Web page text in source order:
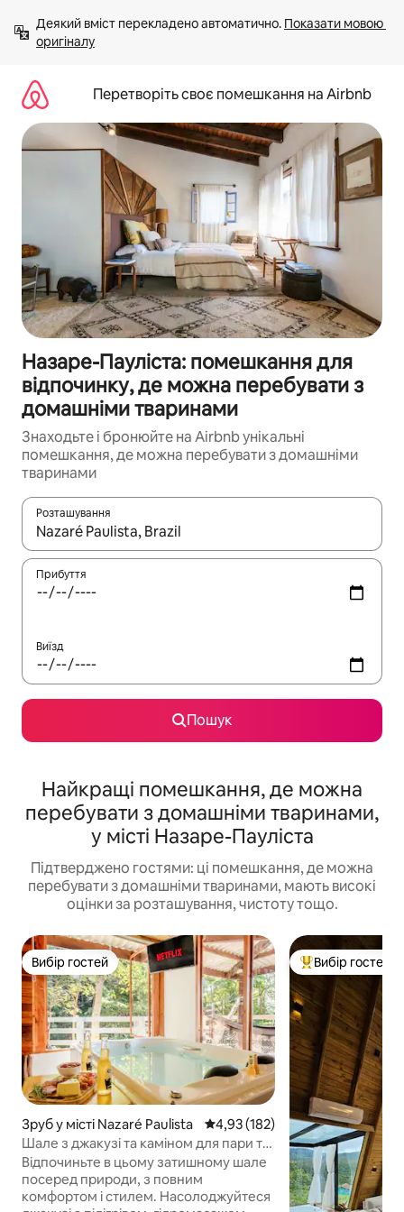
вмісту
Деякий вміст перекладено автоматично. Показати мовою
оригіналу
Перетворіть своє помешкання на Airbnb
Назаре-Пауліста: помешкання для
відпочинку, де можна перебувати з
домашніми тваринами
Знаходьте і бронюйте на Airbnb унікальні
помешкання, де можна перебувати з домашніми
тваринами
Розташування
Отримавши результати пошуку, використовуйте для
Прибуття
Виїзд
Пошук
Найкращі помешкання, де можна
перебувати з домашніми тваринами,
у місті Назаре-Пауліста
Підтверджено гостями: ці помешкання, де можна
перебувати з домашніми тваринами, мають високі
оцінки за розташування, чистоту тощо.
Вибір гостей
Вибір гостей
Зруб у місті Nazaré Paulista Середня оцінка: 4,93 з 5,
4,93 (182)
Шале з джакузі та каміном для пари та
домашніх тварин
Відпочиньте в цьому затишному шале
посеред природи, з повним
комфортом і стилем. Насолоджуйтеся
Топ вибір гостей
Вибір гостей